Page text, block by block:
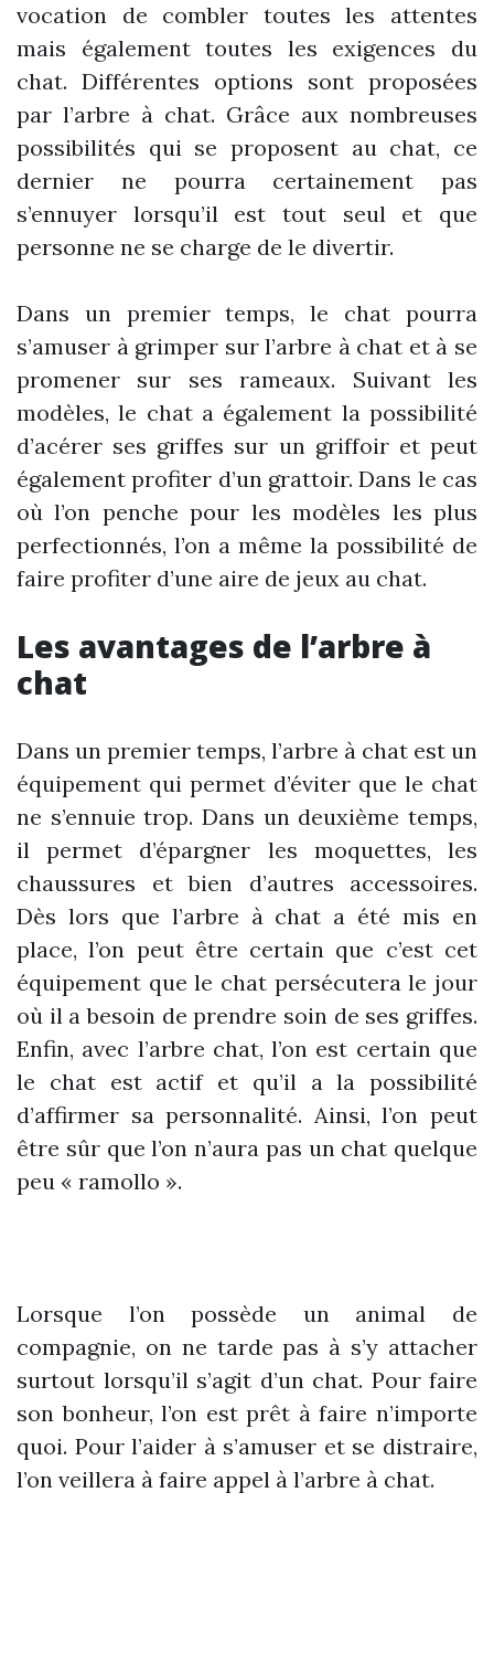
vocation de combler toutes les attentes
mais également toutes les exigences du
chat. Différentes options sont proposées
par l’arbre à chat. Grâce aux nombreuses
possibilités qui se proposent au chat, ce
dernier ne pourra certainement pas
s’ennuyer lorsqu’il est tout seul et que
personne ne se charge de le divertir.
Dans un premier temps, le chat pourra
s’amuser à grimper sur l’arbre à chat et à se
promener sur ses rameaux. Suivant les
modèles, le chat a également la possibilité
d’acérer ses griffes sur un griffoir et peut
également profiter d’un grattoir. Dans le cas
où l’on penche pour les modèles les plus
perfectionnés, l’on a même la possibilité de
faire profiter d’une aire de jeux au chat.
Les avantages de l’arbre à
chat
Dans un premier temps, l’arbre à chat est un
équipement qui permet d’éviter que le chat
ne s’ennuie trop. Dans un deuxième temps,
il permet d’épargner les moquettes, les
chaussures et bien d’autres accessoires.
Dès lors que l’arbre à chat a été mis en
place, l’on peut être certain que c’est cet
équipement que le chat persécutera le jour
où il a besoin de prendre soin de ses griffes.
Enfin, avec l’arbre chat, l’on est certain que
le chat est actif et qu’il a la possibilité
d’affirmer sa personnalité. Ainsi, l’on peut
être sûr que l’on n’aura pas un chat quelque
peu « ramollo ».
Lorsque l’on possède un animal de
compagnie, on ne tarde pas à s’y attacher
surtout lorsqu’il s’agit d’un chat. Pour faire
son bonheur, l’on est prêt à faire n’importe
quoi. Pour l’aider à s’amuser et se distraire,
l’on veillera à faire appel à l’arbre à chat.